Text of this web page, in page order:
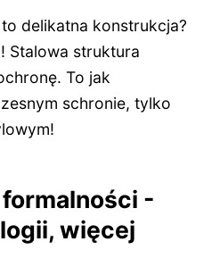
delikatna konstrukcja?
Stalowa struktura
To jak
schronie, tylko
-
więcej